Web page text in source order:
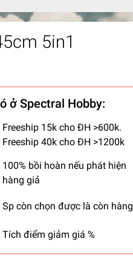
5in1
ở Spectral Hobby:
Freeship 15k cho ĐH >600k.
Freeship 40k cho ĐH >1200k
100% bồi hoàn nếu phát hiện
hàng giả
Sp còn chọn được là còn hàng
Tích điểm giảm giá %